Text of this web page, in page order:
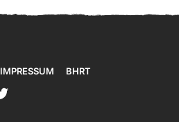
IMPRESSUM BHRT